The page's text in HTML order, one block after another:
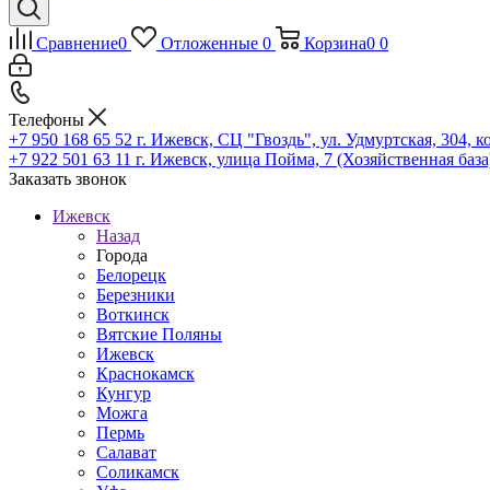
Сравнение0 Отложенные 0 Корзина0 0
Телефоны
+7 950 168 65 52 г. Ижевск, СЦ "Гвоздь", ул. Удмуртская, 304,
+7 922 501 63 11 г. Ижевск, улица Пойма, 7 (Хозяйственная
Заказать звонок
Ижевск
Назад
Города
Белорецк
Березники
Воткинск
Вятские Поляны
Ижевск
Краснокамск
Кунгур
Можга
Пермь
Салават
Соликамск